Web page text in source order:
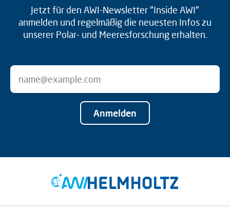
Jetzt für den AWI-Newsletter "Inside AWI"
anmelden und regelmäßig die neuesten Infos zu
unserer Polar- und Meeresforschung erhalten.
Anmelden